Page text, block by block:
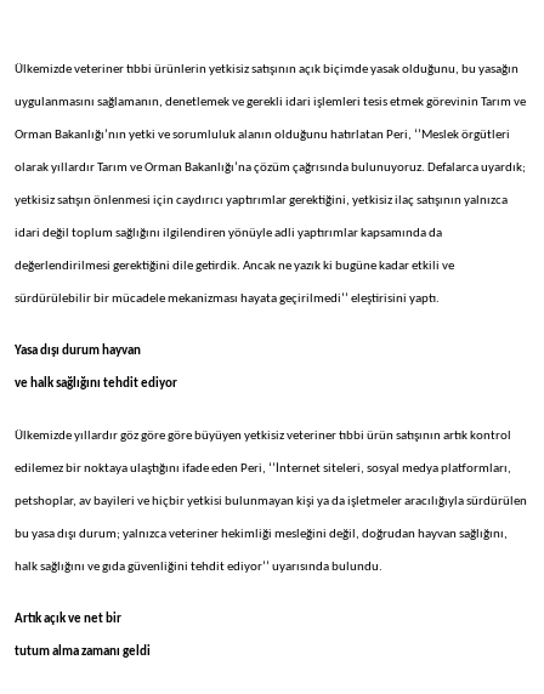
Ülkemizde veteriner tıbbi ürünlerin yetkisiz satışının açık biçimde yasak olduğunu, bu yasağın
uygulanmasını sağlamanın, denetlemek ve gerekli idari işlemleri tesis etmek görevinin Tarım ve
Orman Bakanlığı’nın yetki ve sorumluluk alanın olduğunu hatırlatan Peri, ‘’Meslek örgütleri
olarak yıllardır Tarım ve Orman Bakanlığı’na çözüm çağrısında bulunuyoruz. Defalarca uyardık;
yetkisiz satışın önlenmesi için caydırıcı yaptırımlar gerektiğini, yetkisiz ilaç satışının yalnızca
idari değil toplum sağlığını ilgilendiren yönüyle adli yaptırımlar kapsamında da
değerlendirilmesi gerektiğini dile getirdik. Ancak ne yazık ki bugüne kadar etkili ve
sürdürülebilir bir mücadele mekanizması hayata geçirilmedi’’ eleştirisini yaptı.
Yasa dışı durum hayvan
ve halk sağlığını tehdit ediyor
Ülkemizde yıllardır göz göre göre büyüyen yetkisiz veteriner tıbbi ürün satışının artık kontrol
edilemez bir noktaya ulaştığını ifade eden Peri, ‘’İnternet siteleri, sosyal medya platformları,
petshoplar, av bayileri ve hiçbir yetkisi bulunmayan kişi ya da işletmeler aracılığıyla sürdürülen
bu yasa dışı durum; yalnızca veteriner hekimliği mesleğini değil, doğrudan hayvan sağlığını,
halk sağlığını ve gıda güvenliğini tehdit ediyor’’ uyarısında bulundu.
Artık açık ve net bir
tutum alma zamanı geldi